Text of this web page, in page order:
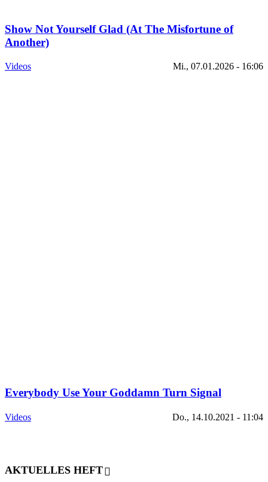
Show Not Yourself Glad (At The Misfortune of
Another)
Videos Mi., 07.01.2026 - 16:06
Everybody Use Your Goddamn Turn Signal
Videos Do., 14.10.2021 - 11:04
AKTUELLES HEFT